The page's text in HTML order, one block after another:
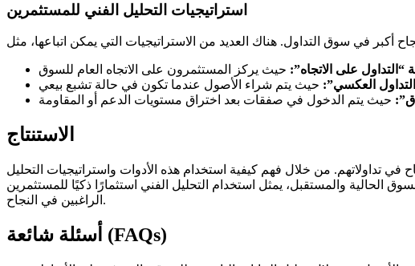
استراتيجيات التحليل الفني للمستثمرين
“التداول على الاتجاه”:
العكسي”:
الاستنتاج
تداولاتهم. من خلال فهم كيفية استخدام هذه الأدوات واستراتيجيات التحليل
الحالية والمستقبل، يمثل استخدام التحليل الفني استثمارًا ذكيًا للمستثمرين
الراغبين في النجاح.
أسئلة شائعة (FAQs)